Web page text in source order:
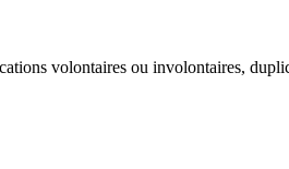
volontaires ou involontaires,